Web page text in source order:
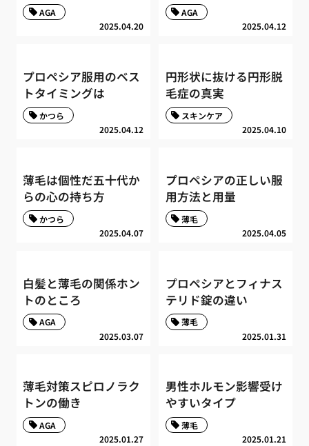
2025.04.20
AGA
2025.04.12
AGA
プロペシア服用のベス
トタイミングは
2025.04.12
かつら
円形状に抜ける円形脱
毛症の真実
2025.04.10
スキンケア
薄毛は個性だ五十代か
らの心の持ち方
2025.04.07
かつら
プロペシアの正しい服
用方法と用量
2025.04.05
薄毛
白髪と薄毛の関係ホン
トのところ
2025.03.07
AGA
プロペシアとフィナス
テリド錠の違い
2025.01.31
薄毛
薄毛対策スピロノラク
トンの働き
2025.01.27
AGA
男性ホルモン影響受け
やすいタイプ
2025.01.21
薄毛